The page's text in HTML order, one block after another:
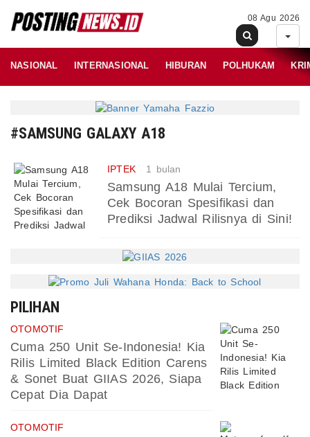
08 Agu 2026
NASIONAL INTERNASIONAL HIBURAN POLHUKAM
#SAMSUNG GALAXY A18
IPTEK 1 bulan
Samsung A18 Mulai Tercium,
Cek Bocoran Spesifikasi dan
Prediksi Jadwal Rilisnya di Sini!
PILIHAN
OTOMOTIF
Cuma 250 Unit Se-Indonesia! Kia
Rilis Limited Black Edition Carens
& Sonet Buat GIIAS 2026, Siapa
Cepat Dia Dapat
OTOMOTIF